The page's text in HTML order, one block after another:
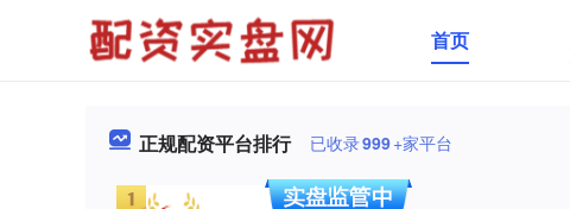
首页
正规配资平台排行 已收录999+家平台